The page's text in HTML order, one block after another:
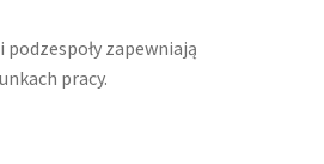
zapewniają
pracy.